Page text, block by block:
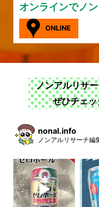
オンラインでノ
ONLINE
ノンアルリサ
ぜひチェ
nonal.info
ノンアルリサーチ編